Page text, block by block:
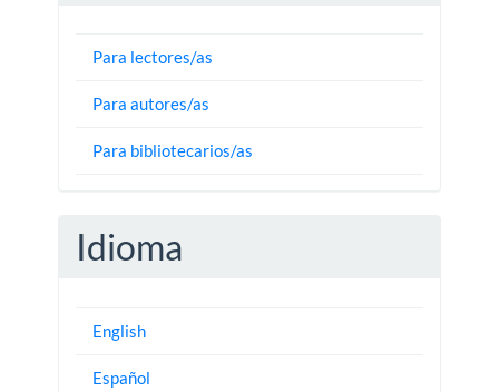
Para lectores/as
Para autores/as
Para bibliotecarios/as
Idioma
English
Español